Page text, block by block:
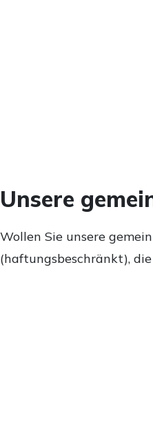
Unsere
Wollen Sie unsere
(haftungsbeschränkt),